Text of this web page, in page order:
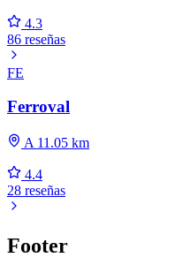
4.3
86 reseñas
FE
Ferroval
A 11.05 km
4.4
28 reseñas
Footer